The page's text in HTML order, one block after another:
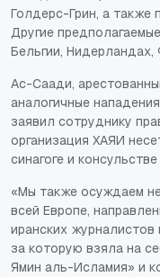
Голдерс-Грин, а также
Другие
Бельгии, Нидерландах,
Ас-Саади,
аналогичные
заявил сотруднику
организация ХАЯИ
синагоге и
«Мы также осуждаем
всей Европе,
иранских
за которую взяла на
Ямин аль-Исламия» и